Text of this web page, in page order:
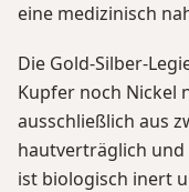
eine medizinisch
Die Gold-Silber-
Kupfer noch Nickel
ausschließlich aus
hautverträglich
ist biologisch inert